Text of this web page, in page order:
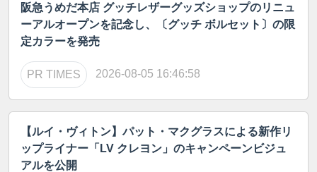
阪急うめだ本店 グッチレザーグッズショップのリニュ
ーアルオープンを記念し、〔グッチ ボルセット〕の限
定カラーを発売
PR TIMES 2026-08-05 16:46:58
【ルイ・ヴィトン】パット・マクグラスによる新作リ
ップライナー「LV クレヨン」のキャンペーンビジュ
アルを公開